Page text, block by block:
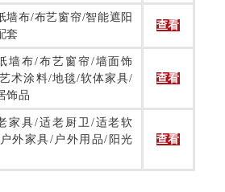
墙布/布艺窗帘/智能遮阳
套
查看
墙布/布艺窗帘/墙面饰
术涂料/地毯/软体家具/
饰品
查看
家具/适老厨卫/适老软
外家具/户外用品/阳光
查看